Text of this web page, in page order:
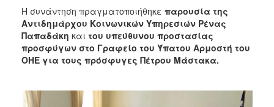
Η συνάντηση πραγματοποιήθηκε παρουσία της
Αντιδημάρχου Κοινωνικών Υπηρεσιών Ρένας
Παπαδάκη και του υπεύθυνου προστασίας
προσφύγων στο Γραφείο του Ύπατου Αρμοστή του
ΟΗΕ για τους πρόσφυγες Πέτρου Μάστακα.